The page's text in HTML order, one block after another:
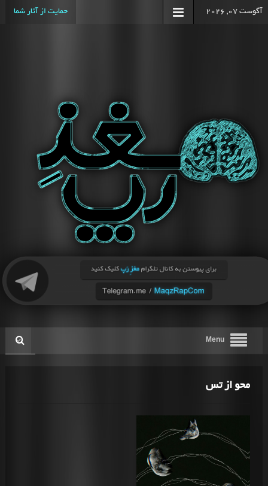
آگوست 07, 2026 حمایت از آثار شما
Menu
محو از تس